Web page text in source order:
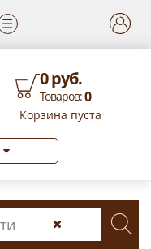
☰
0 руб.
Товаров:0
Корзина пуста